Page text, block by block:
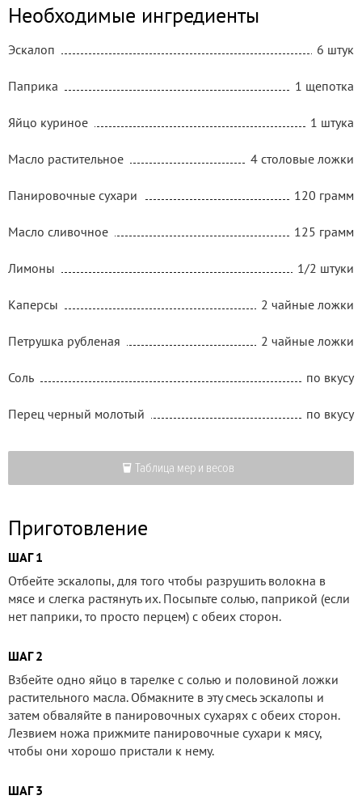
Необходимые ингредиенты
Эскалоп 6 штук
Паприка 1 щепотка
Яйцо куриное 1 штука
Масло растительное 4 столовые ложки
Панировочные сухари 120 грамм
Масло сливочное 125 грамм
Лимоны 1/2 штуки
Каперсы 2 чайные ложки
Петрушка рубленая 2 чайные ложки
Соль по вкусу
Перец черный молотый по вкусу
Таблица мер и весов
Приготовление
ШАГ 1
Отбейте эскалопы, для того чтобы разрушить волокна в
мясе и слегка растянуть их. Посыпьте солью, паприкой (если
нет паприки, то просто перцем) с обеих сторон.
ШАГ 2
Взбейте одно яйцо в тарелке с солью и половиной ложки
растительного масла. Обмакните в эту смесь эскалопы и
затем обваляйте в панировочных сухарях с обеих сторон.
Лезвием ножа прижмите панировочные сухари к мясу,
чтобы они хорошо пристали к нему.
ШАГ 3